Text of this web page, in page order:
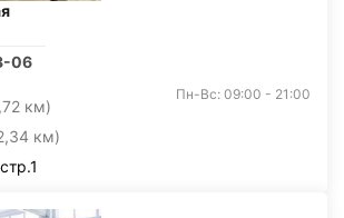
06
км)
км)
Пн-Вс: 09:00 - 21:00